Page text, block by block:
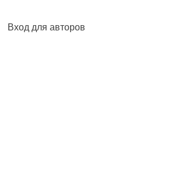
Вход для авторов